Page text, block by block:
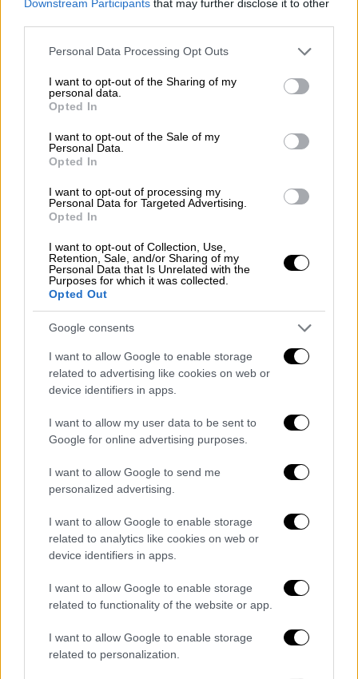
Downstream Participants that may further disclose it to other
Please note that this website/app uses one or more Google
not limited to your visit or usage behaviour. You may click to
grant or deny consent to Google and its third-party tags to
use your data for below specified purposes in below Google
consent section.
Personal Data Processing Opt Outs
I want to opt-out of the Sharing of my
personal data.
Opted In
I want to opt-out of the Sale of my
Personal Data.
Opted In
I want to opt-out of processing my
Personal Data for Targeted Advertising.
Opted In
I want to opt-out of Collection, Use,
Retention, Sale, and/or Sharing of my
Personal Data that Is Unrelated with the
Purposes for which it was collected.
Opted Out
Google consents
I want to allow Google to enable storage
related to advertising like cookies on web or
device identifiers in apps.
I want to allow my user data to be sent to
Google for online advertising purposes.
I want to allow Google to send me
personalized advertising.
I want to allow Google to enable storage
related to analytics like cookies on web or
device identifiers in apps.
I want to allow Google to enable storage
related to functionality of the website or app.
I want to allow Google to enable storage
related to personalization.
στις 9 Ιουνίου ανακοίνωσαν πως θα
πραγματοποιηθεί και δεύτερη εμφάνιση,
στις 29 Ιουνίου, επίσης στο ΟΑΚΑ.
Η διοργανώτρια εταιρεία, Dynasty, ανέφερε
σε ανακοίνωσή της: «Αντιλαμβανόμαστε τη
μεγάλη επιθυμία του κοινού να παραστεί στη
συναυλία και ζητούμε μερικές ημέρες για να
εξασφαλίσουμε τη συμμετοχή όσο το
δυνατόν περισσότερων».
Η προπώληση για τη δεύτερη συναυλία
συνεχίζεται μέσω της πλατφόρμας
more.com .
Το προφίλ του ΛΕΞ
Ο Αλέξης Λαναράς, γνωστός καλλιτεχνικά ως
ΛΕΞ, γεννήθηκε το 1984 στη Θεσσαλονίκη και
ενασχόλησή τουμε τον αστικό πολιτισμό
μέσα από το γκράφιτι, πριν στραφεί στη
μουσική ως μέλος του θρυλικού χιπ χοπ
συγκροτήματος «Βόρεια Αστέρια»
Με τους «Βόρεια Αστέρια» κυκλοφόρησε
τέσσερα άλμπουμ, ενώ αργότερα
συνεργάστηκε με τον Μικρό Κλέφτη στο
πρότζεκτ «Ανάποδα Καπέλα». Το 2010
ξεκίνησε τη σόλο πορεία του και το 2014
κυκλοφόρησε το ντεμπούτο άλμπουμτου με
τίτλο «Ταπεινοί και Πεινασμένοι», το οποίο